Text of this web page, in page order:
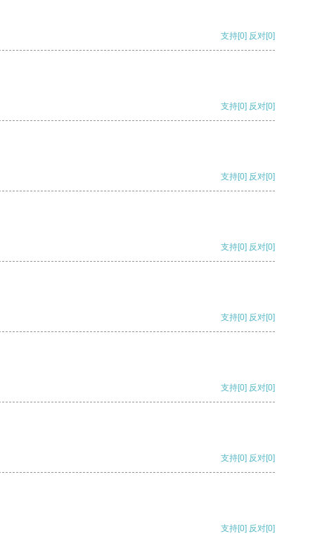
支持[0] 反对[0]
支持[0] 反对[0]
支持[0] 反对[0]
支持[0] 反对[0]
支持[0] 反对[0]
支持[0] 反对[0]
支持[0] 反对[0]
支持[0] 反对[0]